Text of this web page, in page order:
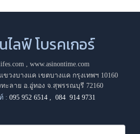
ไลฟ์ โบรคเกอร์
, www.asinontime.com
ขวงบางแค เขตบางแค กรุงเทพฯ 10160
ะลาย อ.อู่ทอง จ.สุพรรณบุรี 72160
: 095 952 6514 ,084 914 9731